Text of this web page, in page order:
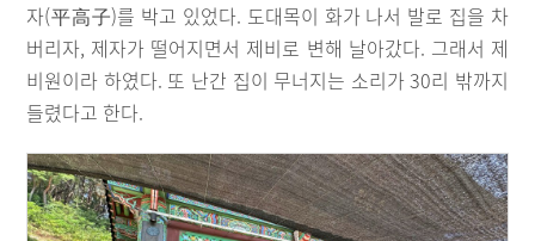
자(平高子)를 박고 있었다. 도대목이 화가 나서 발로 집을 차
버리자, 제자가 떨어지면서 제비로 변해 날아갔다. 그래서 제
비원이라 하였다. 또 난간 집이 무너지는 소리가 30리 밖까지
들렸다고 한다.